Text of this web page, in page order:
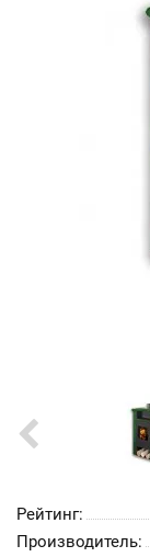
Рейтинг:
Производитель: